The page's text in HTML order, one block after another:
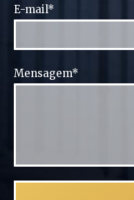
E-mail*
Mensagem*